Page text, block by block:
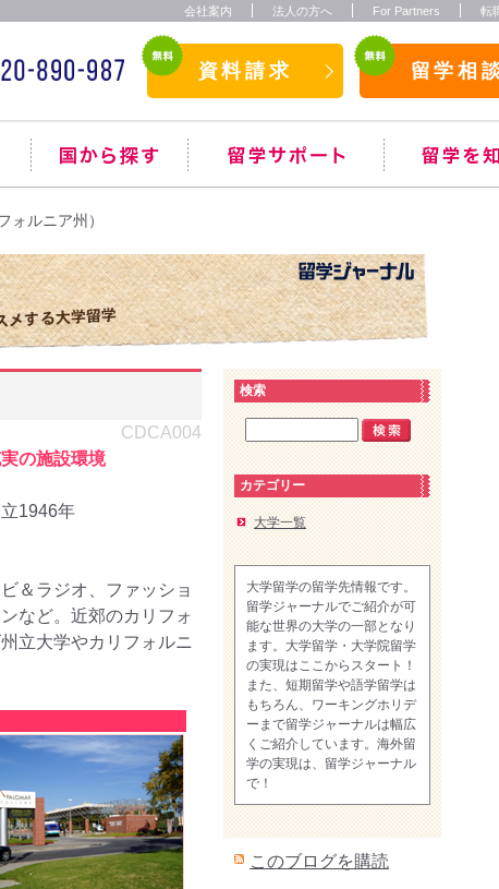
会社案内 法人の方へ For Partners 転
資料請求 留学相
ォルニア州）
CDCA004
の施設環境
1946年
＆ラジオ、ファッショ
など。近郊のカリフォ
立大学やカリフォルニ
検索
カテゴリー
大学一覧
大学留学の留学先情報です。
留学ジャーナルでご紹介が可
能な世界の大学の一部となり
ます。大学留学・大学院留学
の実現はここからスタート！
また、短期留学や語学留学は
もちろん、ワーキングホリデ
ーまで留学ジャーナルは幅広
くご紹介しています。海外留
学の実現は、留学ジャーナル
で！
このブログを購読